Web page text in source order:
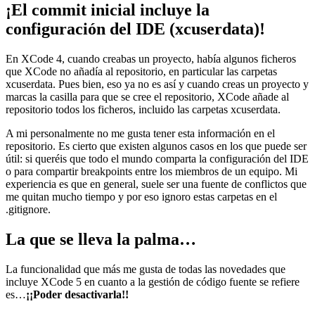
¡El commit inicial incluye la
configuración del IDE (xcuserdata)!
En XCode 4, cuando creabas un proyecto, había algunos ficheros
que XCode no añadía al repositorio, en particular las carpetas
xcuserdata. Pues bien, eso ya no es así y cuando creas un proyecto y
marcas la casilla para que se cree el repositorio, XCode añade al
repositorio todos los ficheros, incluido las carpetas xcuserdata.
A mi personalmente no me gusta tener esta información en el
repositorio. Es cierto que existen algunos casos en los que puede ser
útil: si queréis que todo el mundo comparta la configuración del IDE
o para compartir breakpoints entre los miembros de un equipo. Mi
experiencia es que en general, suele ser una fuente de conflictos que
me quitan mucho tiempo y por eso ignoro estas carpetas en el
.gitignore.
La que se lleva la palma…
La funcionalidad que más me gusta de todas las novedades que
incluye XCode 5 en cuanto a la gestión de código fuente se refiere
es…¡¡Poder desactivarla!!